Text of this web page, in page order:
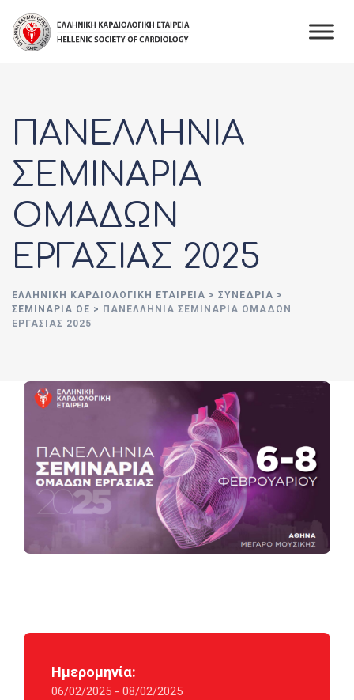
ΠΑΝΕΛΛΗΝΙΑ
ΣΕΜΙΝΑΡΙΑ
ΟΜΑΔΩΝ
ΕΡΓΑΣΙΑΣ 2025
ΕΛΛΗΝΙΚΉ ΚΑΡΔΙΟΛΟΓΙΚΉ ΕΤΑΙΡΕΊΑ > ΣΥΝΈΔΡΙΑ >
ΣΕΜΙΝΆΡΙΑ ΟΕ > ΠΑΝΕΛΛΗΝΙΑ ΣΕΜΙΝΑΡΙΑ ΟΜΑΔΩΝ
ΕΡΓΑΣΙΑΣ 2025
Ημερομηνία:
06/02/2025 - 08/02/2025